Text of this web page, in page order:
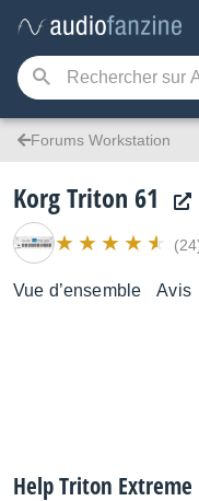
Forums Workstation
Korg Triton 61
Vue d’ensemble Avis
Help Triton Extreme